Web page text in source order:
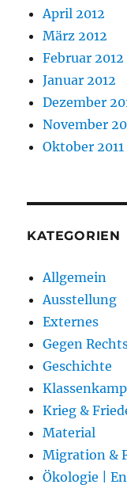
April 2012
März 2012
Februar 2012
Januar 2012
Dezember
November
Oktober 2011
KATEGORIEN
Allgemein
Ausstellung
Externes
Gegen
Geschichte
Krieg &
Material
Migration &
Ökologie |